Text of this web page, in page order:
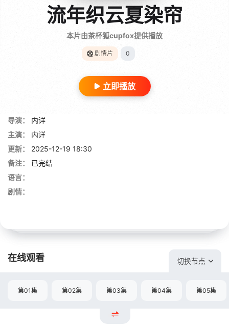
流年织云夏染帘
本片由茶杯狐cupfox提供播放
剧情片 0
立即播放
导演：
内详
主演：
内详
更新：
2025-12-19 18:30
备注：
已完结
语言：
剧情：
在线观看 切换节点
第01集 第02集 第03集 第04集 第05集